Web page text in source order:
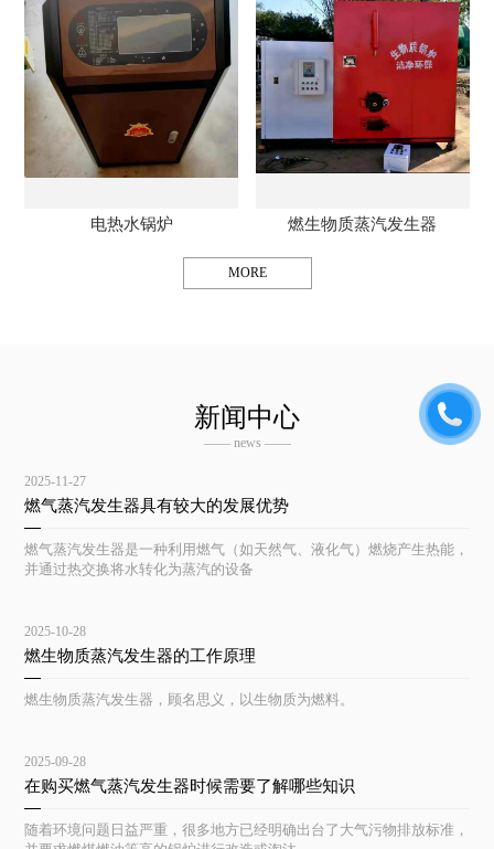
电热水锅炉 燃生物质蒸汽发生器
MORE
新闻中心
—— news ——
2025-11-27
燃气蒸汽发生器具有较大的发展优势
燃气蒸汽发生器是一种利用燃气（如天然气、液化气）燃烧产生热能，
并通过热交换将水转化为蒸汽的设备
2025-10-28
燃生物质蒸汽发生器的工作原理
燃生物质蒸汽发生器，顾名思义，以生物质为燃料。
2025-09-28
在购买燃气蒸汽发生器时候需要了解哪些知识
随着环境问题日益严重，很多地方已经明确出台了大气污物排放标准，